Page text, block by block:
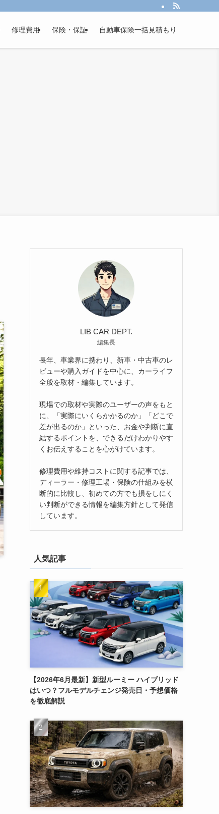
修理費用 保険・保証 自動車保険一括見積もり
LIB CAR DEPT.
編集長
長年、車業界に携わり、新車・中古車のレ
ビューや購入ガイドを中心に、カーライフ
全般を取材・編集しています。
現場での取材や実際のユーザーの声をもと
に、「実際にいくらかかるのか」「どこで
差が出るのか」といった、お金や判断に直
結するポイントを、できるだけわかりやす
くお伝えすることを心がけています。
修理費用や維持コストに関する記事では、
ディーラー・修理工場・保険の仕組みを横
断的に比較し、初めての方でも損をしにく
い判断ができる情報を編集方針として発信
しています。
人気記事
【2026年6月最新】新型ルーミー ハイブリッド
はいつ？フルモデルチェンジ発売日・予想価格
を徹底解説